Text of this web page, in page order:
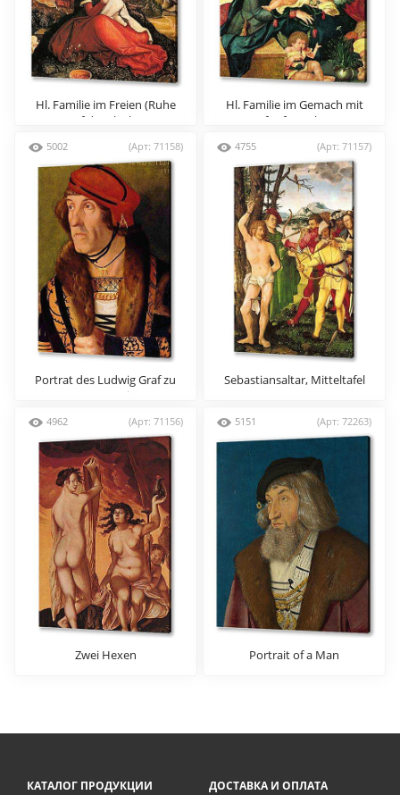
Hl. Familie im Freien (Ruhe
auf der Flucht)
Hl. Familie im Gemach mit
funf Engeln
5002 (Арт: 71158)
Portrat des Ludwig Graf zu
Lowenstein
4755 (Арт: 71157)
Sebastiansaltar, Mitteltafel
4962 (Арт: 71156)
Zwei Hexen
5151 (Арт: 72263)
Portrait of a Man
КАТАЛОГ ПРОДУКЦИИ ДОСТАВКА И ОПЛАТА